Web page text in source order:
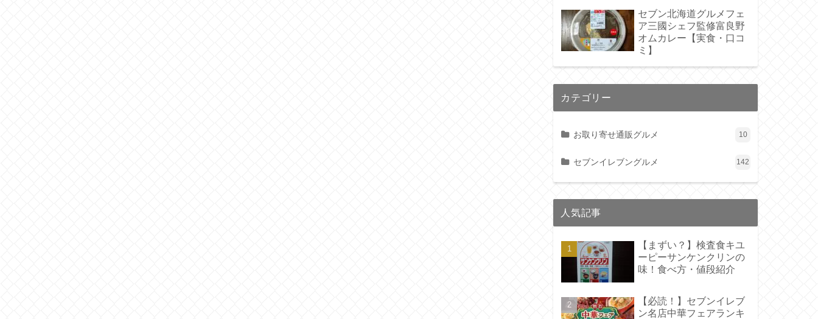
セブン北海道グルメフェ
ア三國シェフ監修富良野
オムカレー【実食・口コ
ミ】
カテゴリー
お取り寄せ通販グルメ 10
セブンイレブングルメ 142
人気記事
【まずい？】検査食キユ
ーピーサンケンクリンの
味！食べ方・値段紹介
【必読！】セブンイレブ
ン名店中華フェアランキ